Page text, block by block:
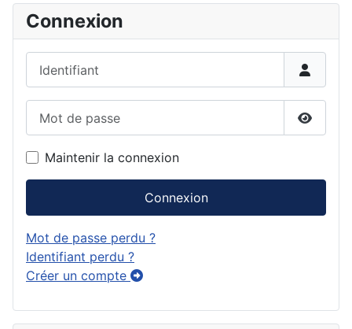
Connexion
Maintenir la connexion
Connexion
Mot de passe perdu ?
Identifiant perdu ?
Créer un compte